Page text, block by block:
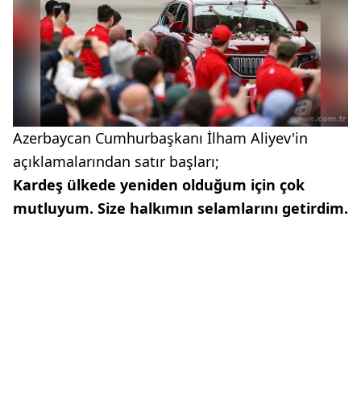
Azerbaycan Cumhurbaşkanı İlham Aliyev'in
açıklamalarından satır başları;
Kardeş ülkede yeniden olduğum için çok
mutluyum. Size halkımın selamlarını getirdim.